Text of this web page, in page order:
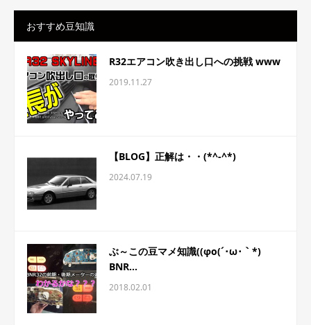
おすすめ豆知識
R32エアコン吹き出し口への挑戦 www
2019.11.27
【BLOG】正解は・・(*^-^*)
2024.07.19
ぶ～この豆マメ知識((φo(´･ω･｀*)
BNR...
2018.02.01